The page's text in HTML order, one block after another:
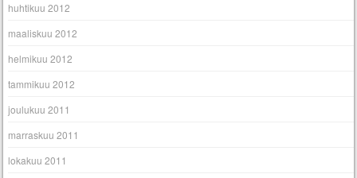
huhtikuu 2012
maaliskuu 2012
helmikuu 2012
tammikuu 2012
joulukuu 2011
marraskuu 2011
lokakuu 2011